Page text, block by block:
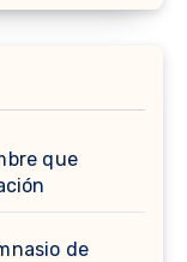
que
de